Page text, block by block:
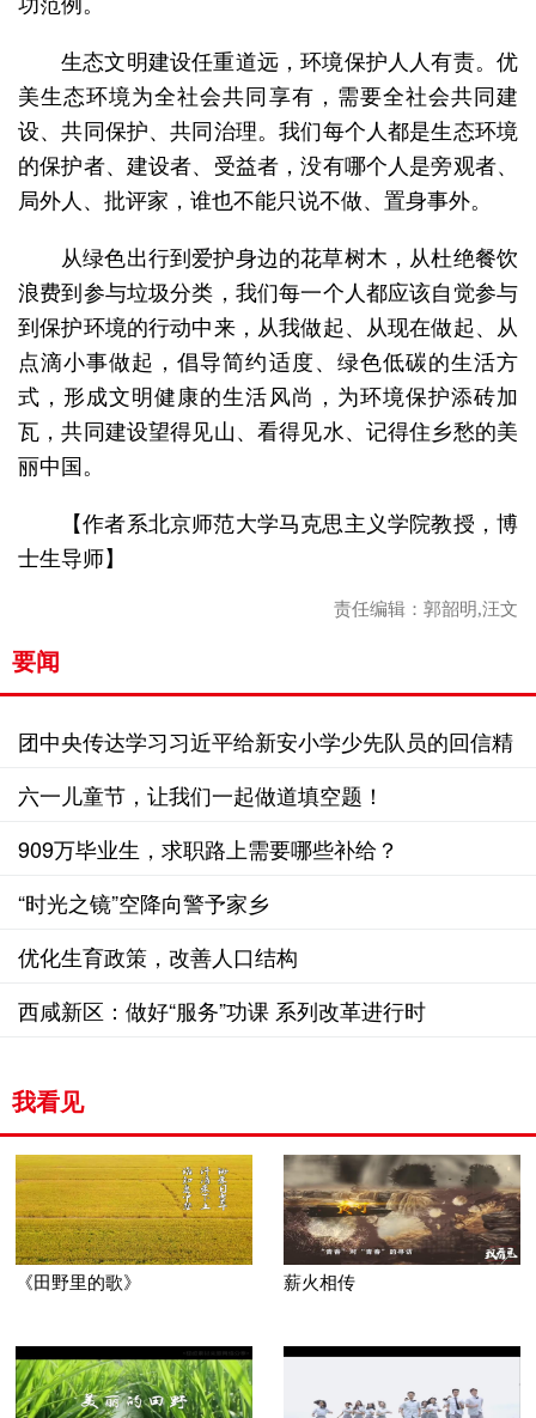
生态文明建设任重道远，环境保护人人有责。优
美生态环境为全社会共同享有，需要全社会共同建
设、共同保护、共同治理。我们每个人都是生态环境
的保护者、建设者、受益者，没有哪个人是旁观者、
局外人、批评家，谁也不能只说不做、置身事外。
从绿色出行到爱护身边的花草树木，从杜绝餐饮
浪费到参与垃圾分类，我们每一个人都应该自觉参与
到保护环境的行动中来，从我做起、从现在做起、从
点滴小事做起，倡导简约适度、绿色低碳的生活方
式，形成文明健康的生活风尚，为环境保护添砖加
瓦，共同建设望得见山、看得见水、记得住乡愁的美
丽中国。
【作者系北京师范大学马克思主义学院教授，博
士生导师】
责任编辑：郭韶明,汪文
要闻
团中央传达学习习近平给新安小学少先队员的回信精
神
六一儿童节，让我们一起做道填空题！
909万毕业生，求职路上需要哪些补给？
“时光之镜”空降向警予家乡
优化生育政策，改善人口结构
西咸新区：做好“服务”功课 系列改革进行时
我看见
《田野里的歌》 薪火相传